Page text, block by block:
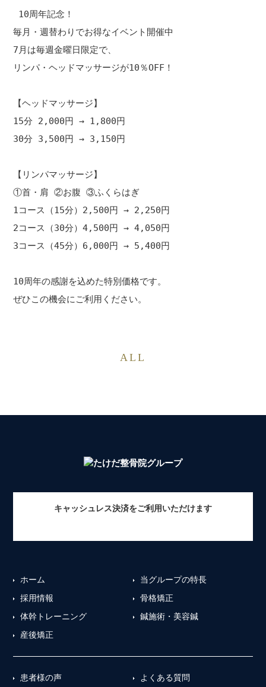
毎月・週替わりでお得なイベント開催中
7月は毎週金曜日限定で、
リンパ・ヘッドマッサージが10％OFF！
【ヘッドマッサージ】
15分 2,000円 → 1,800円
30分 3,500円 → 3,150円
【リンパマッサージ】
①首・肩 ②お腹 ③ふくらはぎ
1コース（15分）2,500円 → 2,250円
2コース（30分）4,500円 → 4,050円
3コース（45分）6,000円 → 5,400円
10周年の感謝を込めた特別価格です。
ALL
キャッシュレス決済をご利用いただけます
ホーム
当グループの特長
採用情報
骨格矯正
体幹トレーニング
鍼施術・美容鍼
産後矯正
患者様の声 よくある質問